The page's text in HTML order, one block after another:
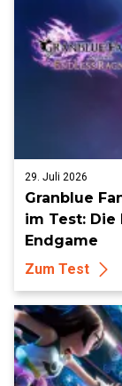
29. Juli 2026
Granblue
im Test:
Endgame
Zum Test